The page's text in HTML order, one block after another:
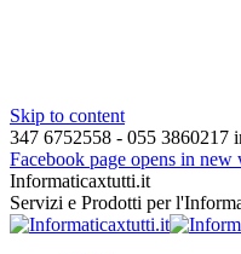
Skip to content
347 6752558 - 055 3860217
Facebook page opens in
Informaticaxtutti.it
Servizi e Prodotti per